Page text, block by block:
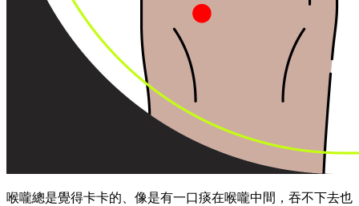
喉嚨總是覺得卡卡的、像是有一口痰在喉嚨中間，吞不下去也